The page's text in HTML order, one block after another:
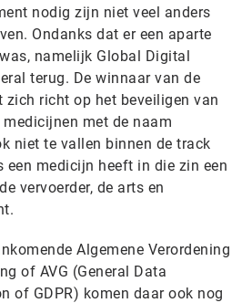
nodig zijn niet veel anders
Ondanks dat er een aparte
namelijk Global Digital
terug. De winnaar van de
zich richt op het beveiligen van
met de naam
niet te vallen binnen de track
medicijn heeft in die zin een
vervoerder, de arts en
Algemene Verordening
of AVG (General Data
of GDPR) komen daar ook nog